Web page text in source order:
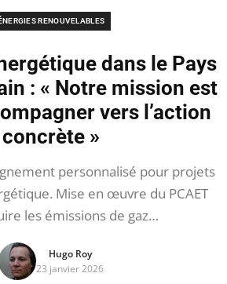
RENOUVELABLES
dans le Pays
: « Notre mission est
vers l’action
concrète »
personnalisé pour projets
Mise en œuvre du PCAET
les émissions de gaz…
Hugo Roy
23 janvier 2026